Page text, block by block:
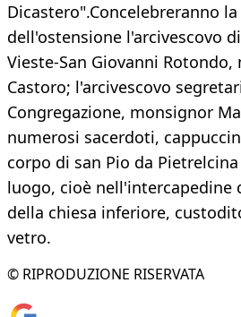
Dicastero".Concelebreranno
dell'ostensione l'arcivescovo
Vieste-San Giovanni
Castoro; l'arcivescovo
Congregazione, monsignor
numerosi sacerdoti,
corpo di san Pio da
luogo, cioè nell'intercapedine
della chiesa inferiore,
vetro.
© RIPRODUZIONE RISERVATA